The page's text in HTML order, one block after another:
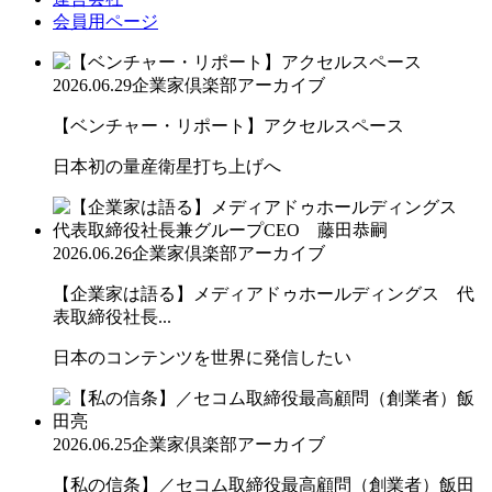
会員用ページ
2026.06.29企業家倶楽部アーカイブ
【ベンチャー・リポート】アクセルスペース
日本初の量産衛星打ち上げへ
2026.06.26企業家倶楽部アーカイブ
【企業家は語る】メディアドゥホールディングス 代
表取締役社長...
日本のコンテンツを世界に発信したい
2026.06.25企業家倶楽部アーカイブ
【私の信条】／セコム取締役最高顧問（創業者）飯田